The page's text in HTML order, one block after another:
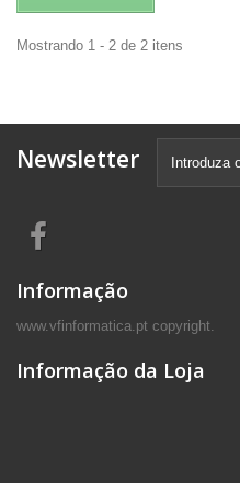
Mostrando 1 - 2 de 2 itens
Newsletter
Informação
www.vfinformatica.pt copyright.
Informação da Loja